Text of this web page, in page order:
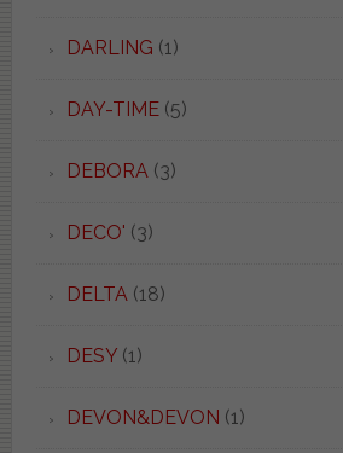
DARLING (1)
DAY-TIME(5)
DEBORA(3)
DECO' (3)
DELTA(18)
DESY(1)
DEVON&DEVON (1)